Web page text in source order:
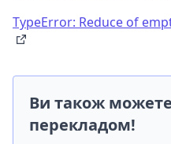
TypeError: Reduce of
Ви також
перекладом!